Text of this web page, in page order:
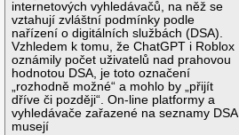
internetových vyhledávačů, na něž se
vztahují zvláštní podmínky podle
nařízení o digitálních službách (DSA).
Vzhledem k tomu, že ChatGPT i Roblox
oznámily počet uživatelů nad prahovou
hodnotou DSA, je toto označení
„rozhodně možné“ a mohlo by „přijít
dříve či později“. On-line platformy a
vyhledávače zařazené na seznamy DSA
musejí